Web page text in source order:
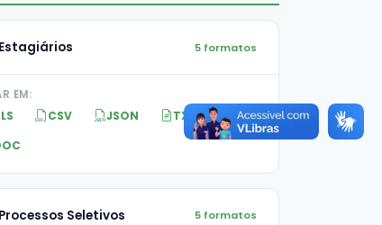
Estagiários 5 formatos
EM:
CSV JSON
TXT
Processos Seletivos 5 formatos